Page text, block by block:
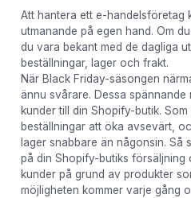
Att hantera ett e-handelsföretag
utmanande på egen hand. Om
du vara bekant med de dagliga
beställningar, lager och frakt.
När Black Friday-säsongen
ännu svårare. Dessa
kunder till din Shopify-butik.
beställningar att öka avsevärt,
lager snabbare än någonsin. Så
på din Shopify-butiks försäljning
kunder på grund av produkter
möjligheten kommer varje gång